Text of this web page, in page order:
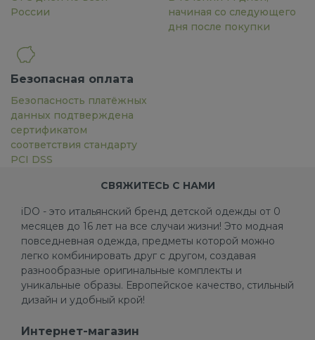
России
начиная со следующего
дня после покупки
Безопасная оплата
Безопасность платёжных
данных подтверждена
сертификатом
соответствия стандарту
PCI DSS
СВЯЖИТЕСЬ С НАМИ
iDO - это итальянский бренд детской одежды от 0
месяцев до 16 лет на все случаи жизни! Это модная
повседневная одежда, предметы которой можно
легко комбинировать друг с другом, создавая
разнообразные оригинальные комплекты и
уникальные образы. Европейское качество, стильный
дизайн и удобный крой!
Интернет-магазин